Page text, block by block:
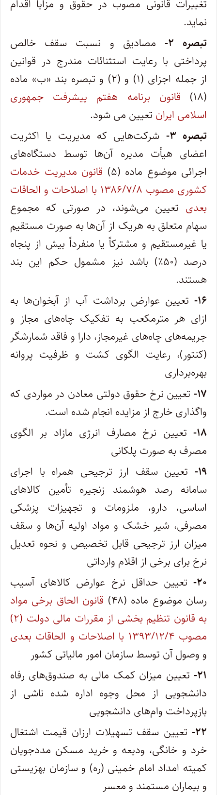
تغییرات قانونی مصوب در حقوق و مزایا اقدام
نماید.
تبصره ۲-
مصادیق و نسبت سقف خالص
پرداختی با رعایت استثنائات مندرج در قوانین
از جمله اجزای (۱) و (۲) و تبصره بند «ب» ماده
(۱۸)
قانون برنامه هفتم پیشرفت جمهوری
اسلامی ایران تعیین می شود.
تبصره ۳-
شرکت‌هایی که مدیریت یا اکثریت
اعضای هیأت مدیره آن‌ها توسط دستگاه‌های
اجرائی موضوع ماده (۵)
قانون مدیریت خدمات
کشوری مصوب ۱۳۸۶/۷/۸ با اصلاحات و الحاقات
بعدی تعیین می‌شوند، در صورتی که مجموع
سهام متعلق به هریک از آن‌ها به صورت مستقیم
یا غیرمستقیم و مشترکاً یا منفرداً بیش از پنجاه
درصد (۵۰٪) باشد نیز مشمول حکم این بند
هستند.
۱۶- تعیین عوارض برداشت آب از آبخوان‌ها به
ازای هر مترمکعب به تفکیک چاه‌های مجاز و
جریمه‌های چاه‌های غیرمجاز، دارا و فاقد شمارشگر
(کنتور)، رعایت الگوی کشت و ظرفیت پروانه
بهره‌برداری
۱۷- تعیین نرخ حقوق دولتی معادن در مواردی که
واگذاری خارج از مزایده انجام شده است.
۱۸-
تعیین نرخ مصارف انرژی مازاد بر الگوی
مصرف به صورت پلکانی
۱۹-
تعیین سقف ارز ترجیحی همراه با اجرای
سامانه رصد هوشمند زنجیره تأمین کالاهای
اساسی، دارو، ملزومات و تجهیزات پزشکی
مصرفی، شیر خشک و مواد اولیه آن‌ها و سقف
میزان ارز ترجیحی قابل تخصیص و نحوه تعدیل
نرخ برای برخی از اقلام وارداتی
۲۰- تعیین حداقل نرخ عوارض کالاهای آسیب
رسان موضوع ماده (۴۸)
قانون الحاق برخی مواد
به قانون تنظیم بخشی از مقررات مالی دولت (۲)
مصوب ۱۳۹۳/۱۲/۴ با اصلاحات و الحاقات بعدی
و وصول آن توسط سازمان امور مالیاتی کشور
۲۱- تعیین میزان کمک مالی به صندوق‌های رفاه
دانشجویی از محل وجوه اداره شده ناشی از
بازپرداخت وام‌های دانشجویی
۲۲- تعیین سقف تسهیلات ارزان قیمت اشتغال
خرد و خانگی، ودیعه و خرید مسکن مددجویان
کمیته امداد امام خمینی (ره) و سازمان بهزیستی
و بیماران مستمند و معسر